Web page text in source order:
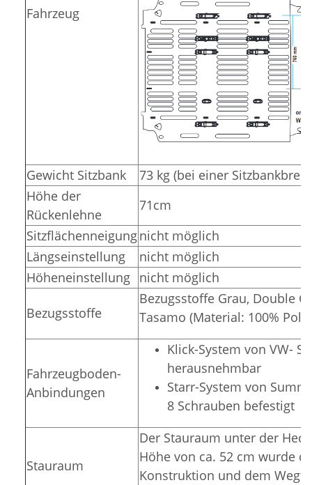
Fahrzeug
Gewicht Sitzbank
73 kg (bei einer
Höhe der
Rückenlehne
71cm
Sitzflächenneigungnicht möglich
Längseinstellung
nicht möglich
Höheneinstellung nicht möglich
Bezugsstoffe
Bezugsstoffe Grau, Double
Tasamo (Material: 100%
Fahrzeugboden-
Anbindungen
Klick-System von VW-
herausnehmbar
Starr-System von
8 Schrauben befestigt
Stauraum
Der Stauraum unter der
Höhe von ca. 52 cm wurde
Konstruktion und dem